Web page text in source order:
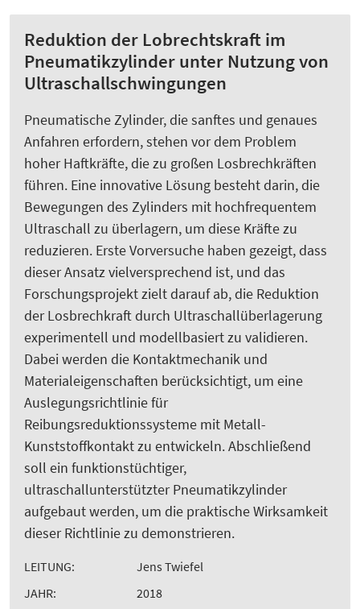
Reduktion der Lobrechtskraft im
Pneumatikzylinder unter Nutzung von
Ultraschallschwingungen
Pneumatische Zylinder, die sanftes und genaues
Anfahren erfordern, stehen vor dem Problem
hoher Haftkräfte, die zu großen Losbrechkräften
führen. Eine innovative Lösung besteht darin, die
Bewegungen des Zylinders mit hochfrequentem
Ultraschall zu überlagern, um diese Kräfte zu
reduzieren. Erste Vorversuche haben gezeigt, dass
dieser Ansatz vielversprechend ist, und das
Forschungsprojekt zielt darauf ab, die Reduktion
der Losbrechkraft durch Ultraschallüberlagerung
experimentell und modellbasiert zu validieren.
Dabei werden die Kontaktmechanik und
Materialeigenschaften berücksichtigt, um eine
Auslegungsrichtlinie für
Reibungsreduktionssysteme mit Metall-
Kunststoffkontakt zu entwickeln. Abschließend
soll ein funktionstüchtiger,
ultraschallunterstützter Pneumatikzylinder
aufgebaut werden, um die praktische Wirksamkeit
dieser Richtlinie zu demonstrieren.
LEITUNG:
Jens Twiefel
JAHR:
2018